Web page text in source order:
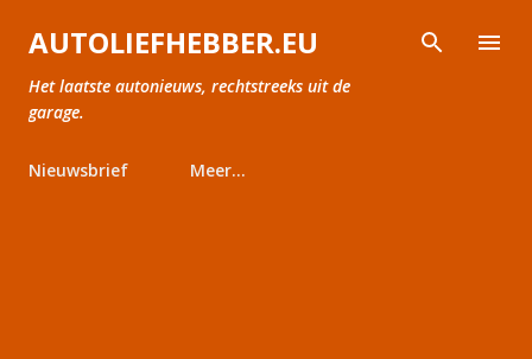
Doorgaan naar hoofdcontent
AUTOLIEFHEBBER.EU
Het laatste autonieuws, rechtstreeks uit de
garage.
Nieuwsbrief Meer…